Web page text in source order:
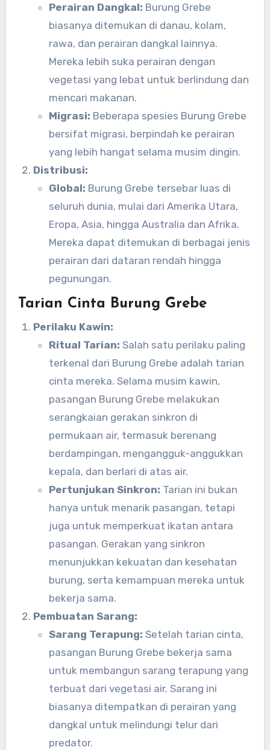
Perairan Dangkal: Burung Grebe
biasanya ditemukan di danau, kolam,
rawa, dan perairan dangkal lainnya.
Mereka lebih suka perairan dengan
vegetasi yang lebat untuk berlindung dan
mencari makanan.
Migrasi: Beberapa spesies Burung Grebe
bersifat migrasi, berpindah ke perairan
yang lebih hangat selama musim dingin.
Distribusi:
Global: Burung Grebe tersebar luas di
seluruh dunia, mulai dari Amerika Utara,
Eropa, Asia, hingga Australia dan Afrika.
Mereka dapat ditemukan di berbagai jenis
perairan dari dataran rendah hingga
pegunungan.
Tarian Cinta Burung Grebe
Perilaku Kawin:
Ritual Tarian: Salah satu perilaku paling
terkenal dari Burung Grebe adalah tarian
cinta mereka. Selama musim kawin,
pasangan Burung Grebe melakukan
serangkaian gerakan sinkron di
permukaan air, termasuk berenang
berdampingan, mengangguk-anggukkan
kepala, dan berlari di atas air.
Pertunjukan Sinkron: Tarian ini bukan
hanya untuk menarik pasangan, tetapi
juga untuk memperkuat ikatan antara
pasangan. Gerakan yang sinkron
menunjukkan kekuatan dan kesehatan
burung, serta kemampuan mereka untuk
bekerja sama.
Pembuatan Sarang:
Sarang Terapung: Setelah tarian cinta,
pasangan Burung Grebe bekerja sama
untuk membangun sarang terapung yang
terbuat dari vegetasi air. Sarang ini
biasanya ditempatkan di perairan yang
dangkal untuk melindungi telur dari
predator.